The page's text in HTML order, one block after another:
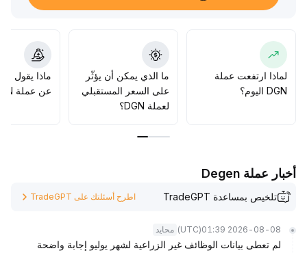
وإذا تكرر الفشل في الاختراق مع تراجع حجم التداول، يُنصح
بالحذر من هبوط السعر نحو مستويات الدعم، ويفضل تبني
استراتيجية دفاعية مع التحكم في حجم المراكز وتطبيق وقف
الخسارة بشكل صارم
لماذا ارتفعت عملة
DGN اليوم؟
ما الذي يمكن أن يؤثّر
على السعر المستقبلي
لعملة DGN؟
ماذا يقول
عن عملة DGN؟
أخبار عملة Degen
تلخيص بمساعدة TradeGPT اطرح أسئلتك على TradeGPT
2026-08-08 01:39
(UTC) محايد
لم تعطى بيانات الوظائف غير الزراعية لشهر يوليو إجابة واضحة